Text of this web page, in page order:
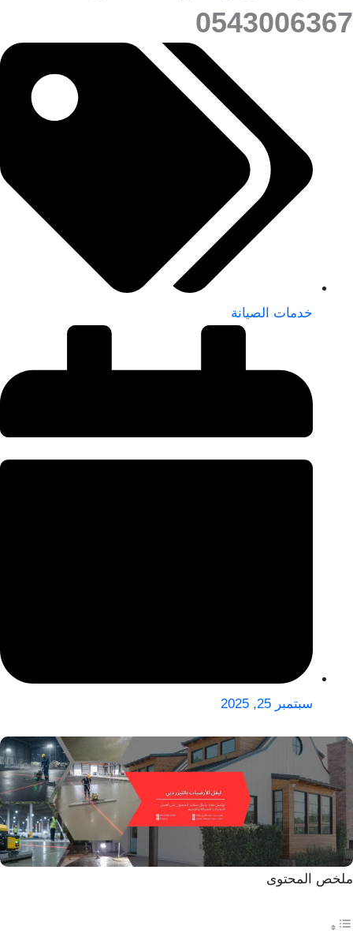
0543006367
خدمات الصيانة
سبتمبر 25, 2025
ملخص المحتوى